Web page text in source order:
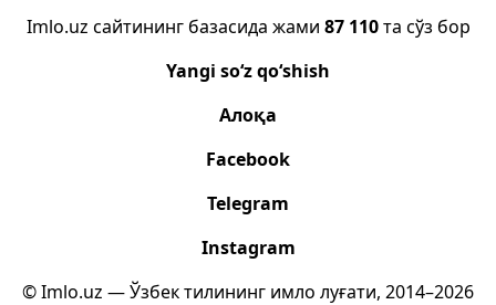
Imlo.uz сайтининг базасида жами 87 110та сўз бор
Yangi so‘z qo‘shish
Алоқа
Facebook
Telegram
Instagram
© Imlo.uz — Ўзбек тилининг имло луғати, 2014–2026